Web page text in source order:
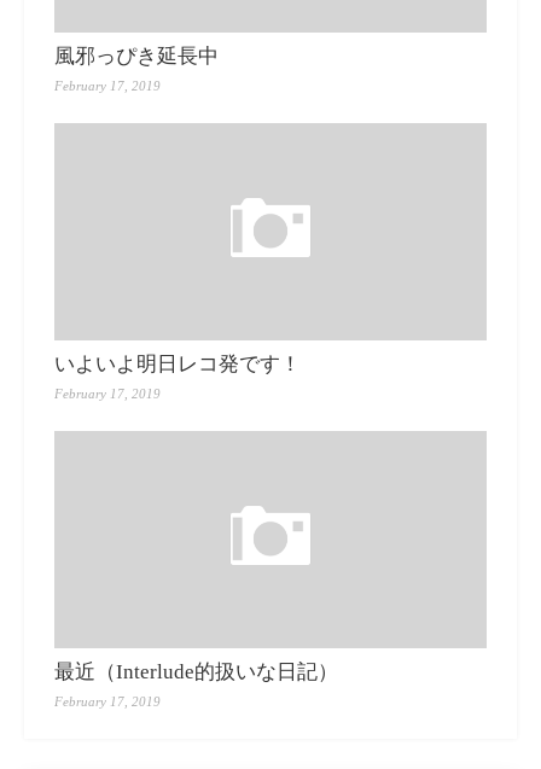
風邪っぴき延長中
February 17, 2019
いよいよ明日レコ発です！
February 17, 2019
最近（Interlude的扱いな日記）
February 17, 2019